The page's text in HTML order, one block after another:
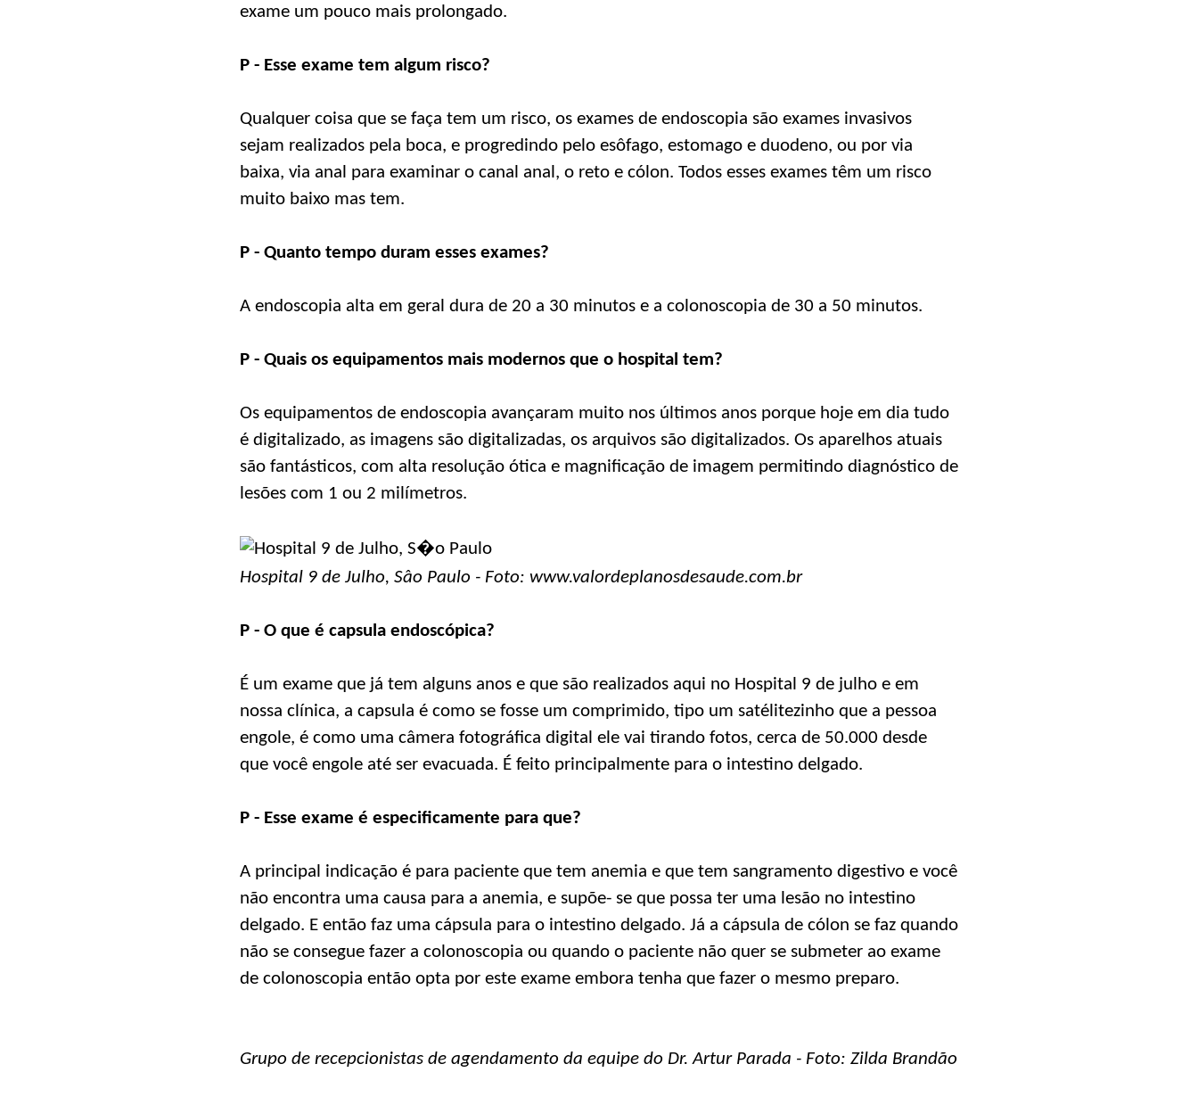
exame um pouco mais prolongado.
P - Esse exame tem algum risco?
Qualquer coisa que se faça tem um risco, os exames de endoscopia são exames invasivos
sejam realizados pela boca, e progredindo pelo esôfago, estomago e duodeno, ou por via
baixa, via anal para examinar o canal anal, o reto e cólon. Todos esses exames têm um risco
muito baixo mas tem.
P - Quanto tempo duram esses exames?
A endoscopia alta em geral dura de 20 a 30 minutos e a colonoscopia de 30 a 50 minutos.
P - Quais os equipamentos mais modernos que o hospital tem?
Os equipamentos de endoscopia avançaram muito nos últimos anos porque hoje em dia tudo
é digitalizado, as imagens são digitalizadas, os arquivos são digitalizados. Os aparelhos atuais
são fantásticos, com alta resolução ótica e magnificação de imagem permitindo diagnóstico de
lesões com 1 ou 2 milímetros.
Hospital 9 de Julho, Sâo Paulo - Foto: www.valordeplanosdesaude.com.br
P - O que é capsula endoscópica?
É um exame que já tem alguns anos e que são realizados aqui no Hospital 9 de julho e em
nossa clínica, a capsula é como se fosse um comprimido, tipo um satélitezinho que a pessoa
engole, é como uma câmera fotográfica digital ele vai tirando fotos, cerca de 50.000 desde
que você engole até ser evacuada. É feito principalmente para o intestino delgado.
P - Esse exame é especificamente para que?
A principal indicação é para paciente que tem anemia e que tem sangramento digestivo e você
não encontra uma causa para a anemia, e supõe- se que possa ter uma lesão no intestino
delgado. E então faz uma cápsula para o intestino delgado. Já a cápsula de cólon se faz quando
não se consegue fazer a colonoscopia ou quando o paciente não quer se submeter ao exame
de colonoscopia então opta por este exame embora tenha que fazer o mesmo preparo.
Grupo de recepcionistas de agendamento da equipe do Dr. Artur Parada - Foto: Zilda Brandão